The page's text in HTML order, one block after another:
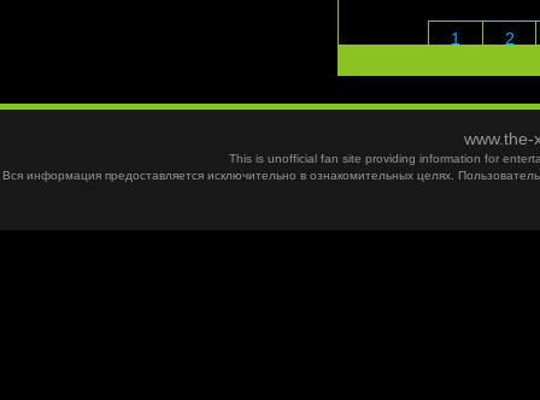
1 2
This is unofficial fan site providing information for
Вся информация предоставляется исключительно в ознакомительных целях.